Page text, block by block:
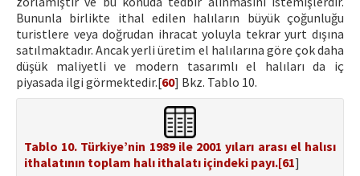
Bununla birlikte ithal edilen halıların büyük çoğunluğu
turistlere veya doğrudan ihracat yoluyla tekrar yurt dışına
satılmaktadır. Ancak yerli üretim el halılarına göre çok daha
düşük maliyetli ve modern tasarımlı el halıları da iç
piyasada ilgi görmektedir.[60] Bkz. Tablo 10.
Tablo 10. Türkiye’nin 1989 ile 2001 yıları arası el halısı
ithalatının toplam halı ithalatı içindeki payı.[61]